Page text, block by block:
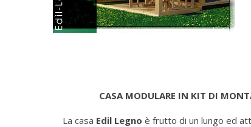
CASA MODULARE IN KIT DI
La casa Edil Legno è frutto di un lungo ed